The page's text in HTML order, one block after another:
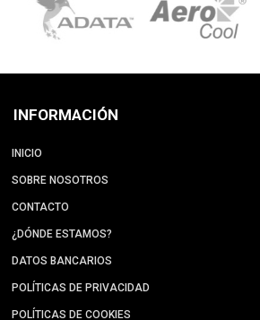
INFORMACIÓN
INICIO
SOBRE NOSOTROS
CONTACTO
¿DÓNDE ESTAMOS?
DATOS BANCARIOS
POLÍTICAS DE PRIVACIDAD
POLÍTICAS DE COOKIES